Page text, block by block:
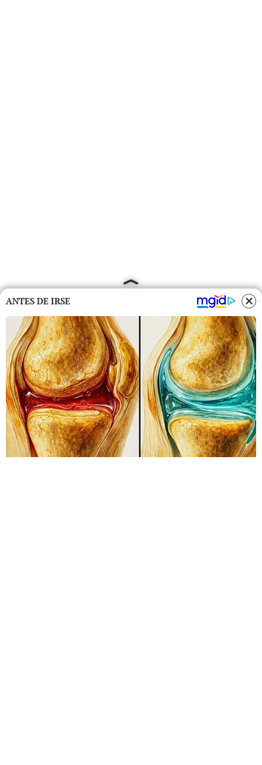
ANTES DE IRSE